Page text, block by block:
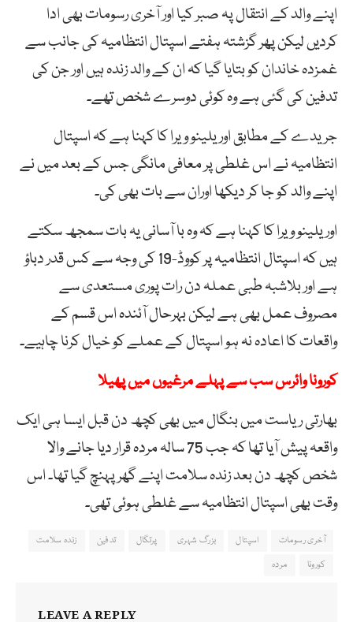
اپنے والد کے انتقال پہ صبر کیا اور آخری رسومات بھی ادا
کردیں لیکن پھر گزشتہ ہفتے اسپتال انتظامیہ کی جانب سے
غمزدہ خاندان کو بتایا گیا کہ ان کے والد زندہ ہیں اور جن کی
تدفین کی گئی ہے وہ کوئی دوسرے شخص تھے۔
جریدے کے مطابق اوریلینو ویرا کا کہنا ہے کہ اسپتال
انتظامیہ نے اس غلطی پر معافی مانگی جس کے بعد میں نے
اپنے والد کو جا کر دیکھا اوران سے بات بھی کی۔
اوریلینو ویرا کا کہنا ہے کہ وہ با آسانی یہ بات سمجھ سکتے
ہیں کہ اسپتال انتظامیہ پر کووڈ-19 کی وجہ سے کس قدر دباؤ
ہے اور بلاشبہ طبی عملہ دن رات پوری مستعدی سے
مصروف عمل بھی ہے لیکن بہرحال آئندہ اس قسم کے
واقعات کا اعادہ نہ ہو اسپتال کے عملے کو خیال کرنا چاہیے۔
کورونا وائرس سب سے پہلے مرغیوں میں پھیلا
بھارتی ریاست میں بنگال میں بھی کچھ دن قبل ایسا ہی ایک
واقعہ پیش آیا تھا کہ جب 75 سالہ مردہ قرار دیا جانے والا
شخص کچھ دن بعد زندہ سلامت اپنے گھر پہنچ گیا تھا۔ اس
وقت بھی اسپتال انتظامیہ سے غلطی ہوئی تھی۔
آخری رسومات اسپتال بزرگ شہری پرتگال تدفین
زندہ سلامت
کورونا
مردہ
LEAVE A REPLY